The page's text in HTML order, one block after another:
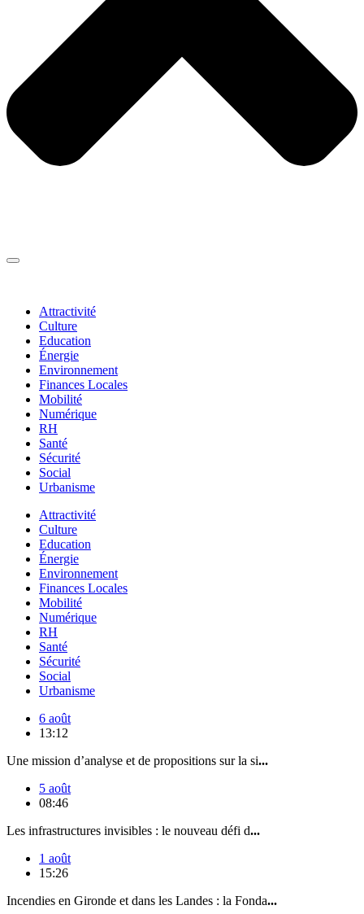
Attractivité
Culture
Education
Énergie
Environnement
Finances Locales
Mobilité
Numérique
RH
Santé
Sécurité
Social
Urbanisme
Attractivité
Culture
Education
Énergie
Environnement
Finances Locales
Mobilité
Numérique
RH
Santé
Sécurité
Social
Urbanisme
6 août
13:12
Une mission d’analyse et de propositions sur la si...
5 août
08:46
Les infrastructures invisibles : le nouveau défi d...
1 août
15:26
Incendies en Gironde et dans les Landes : la Fonda...